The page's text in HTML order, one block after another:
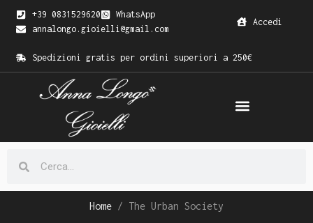
+39 0831529620
WhatsApp
annalongo.gioielli@gmail.com
Accedi
Spedizioni gratis per ordini superiori a 250€
Home / The Urban Society